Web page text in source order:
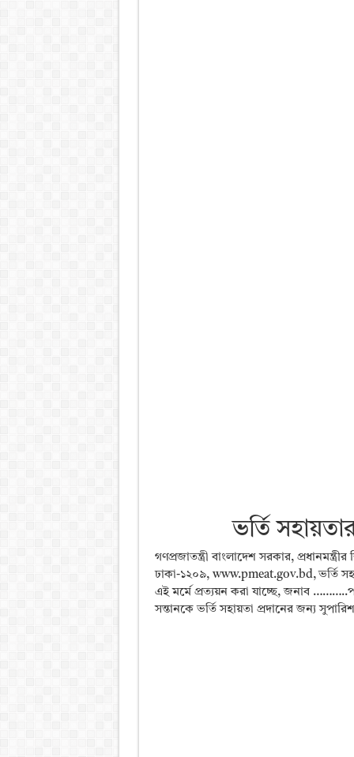
ভর্তি
গণপ্রজাতন্ত্রী বাংলাদেশ সরকার,
ঢাকা-১২০৯, www.pmeat.gov.bd, ভর্তি
এই মর্মে প্রত্যয়ন করা যাচ্ছে, জনাব
সন্তানকে ভর্তি সহায়তা প্রদানের জন্য